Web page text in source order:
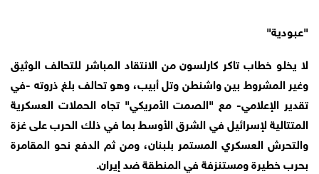
"عبودية"
لا يخلو خطاب تاكر كارلسون من الانتقاد المباشر للتحالف الوثيق
وغير المشروط بين واشنطن وتل أبيب، وهو تحالف بلغ ذروته -في
تقدير الإعلامي- مع "الصمت الأمريكي" تجاه الحملات العسكرية
المتتالية لإسرائيل في الشرق الأوسط بما في ذلك الحرب على غزة
والتحرش العسكري المستمر بلبنان، ومن ثم الدفع نحو المقامرة
بحرب خطيرة ومستنزفة في المنطقة ضد إيران.